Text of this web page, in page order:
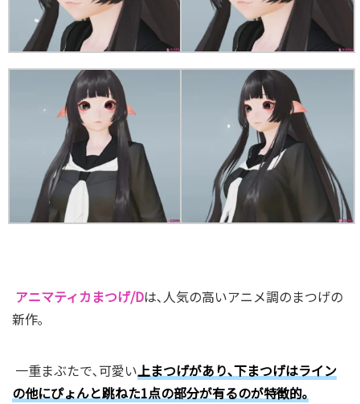
アニマティカまつげ/Dは､人気の高いアニメ調のまつげの
新作｡
一重まぶたで､可愛い上まつげがあり､下まつげはライン
の他にぴょんと跳ねた1点の部分が有るのが特徴的｡